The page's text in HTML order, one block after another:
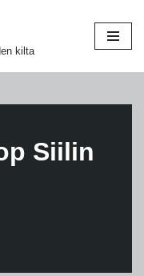
kilta
Siilin